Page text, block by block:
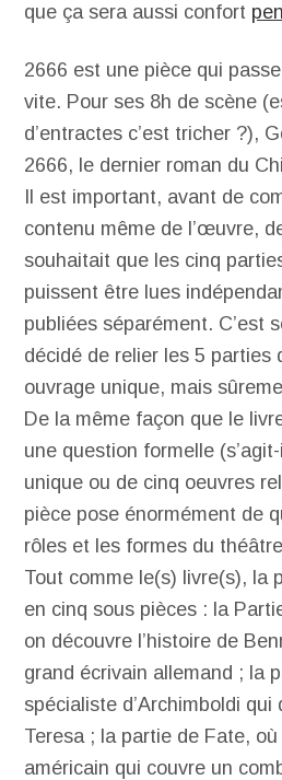
que ça sera aussi confort
2666 est une pièce qui
vite. Pour ses 8h de scène
d’entractes c’est tricher ?),
2666, le dernier roman du
Il est important, avant de
contenu même de l’œuvre,
souhaitait que les cinq
puissent être lues
publiées séparément. C’est
décidé de relier les 5 parties
ouvrage unique, mais
De la même façon que le
une question formelle
unique ou de cinq oeuvres
pièce pose énormément de
rôles et les formes du
Tout comme le(s) livre(s), la
en cinq sous pièces : la
on découvre l’histoire de
grand écrivain allemand ; la
spécialiste d’Archimboldi
Teresa ; la partie de Fate,
américain qui couvre un